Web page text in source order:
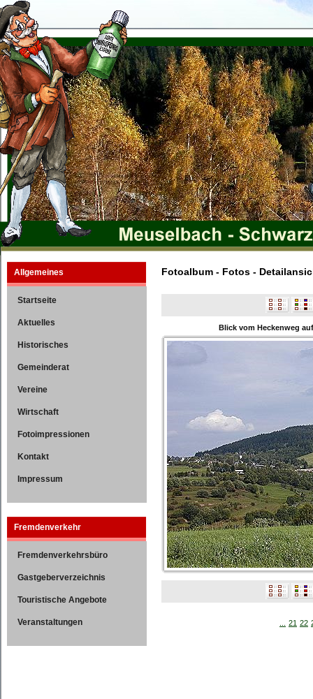
Fotoalbum - Fotos -
Blick vom Heckenweg
21 22
Allgemeines
Startseite
Aktuelles
Historisches
Gemeinderat
Vereine
Wirtschaft
Fotoimpressionen
Kontakt
Impressum
Fremdenverkehr
Fremdenverkehrsbüro
Gastgeberverzeichnis
Touristische Angebote
Veranstaltungen